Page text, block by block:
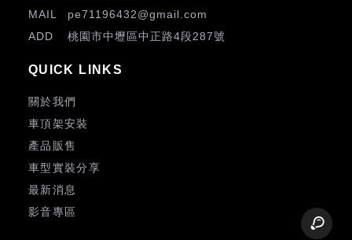
pe71196432@gmail.com
桃園市中壢區中正路4段287號
關於我們
車頂架安裝
產品販售
車型實裝分享
最新消息
影音專區